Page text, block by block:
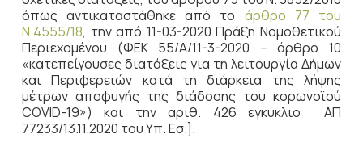
όπως αντικαταστάθηκε από το άρθρο 77 του
Ν.4555/18, την από 11-03-2020 Πράξη Νομοθετικού
Περιεχομένου (ΦΕΚ 55/Α/11-3-2020 – άρθρο 10
«κατεπείγουσες διατάξεις για τη λειτουργία Δήμων
και Περιφερειών κατά τη διάρκεια της λήψης
μέτρων αποφυγής της διάδοσης του κορωνοϊού
COVID-19») και την αριθ. 426 εγκύκλιο ΑΠ
77233/13.11.2020 του Υπ. Εσ.].